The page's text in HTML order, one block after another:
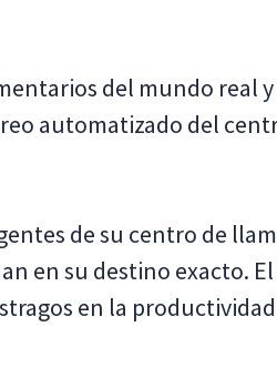
del mundo real y
automatizado del
de su centro de
en su destino exacto.
en la